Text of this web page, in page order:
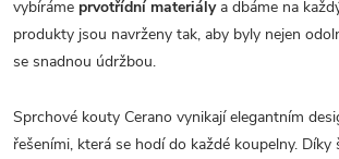
vybíráme prvotřídní materiálya dbáme na
produkty jsou navrženy tak, aby byly nejen
se snadnou údržbou.
Sprchové kouty Cerano vynikají elegantním
řešeními, která se hodí do každé koupelny. Díky